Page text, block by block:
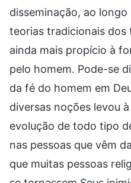
disseminação, ao
teorias tradicionais dos
ainda mais propício à
pelo homem. Pode-se
da fé do homem em
diversas noções levou
evolução de todo tipo
nas pessoas que vêm
que muitas pessoas